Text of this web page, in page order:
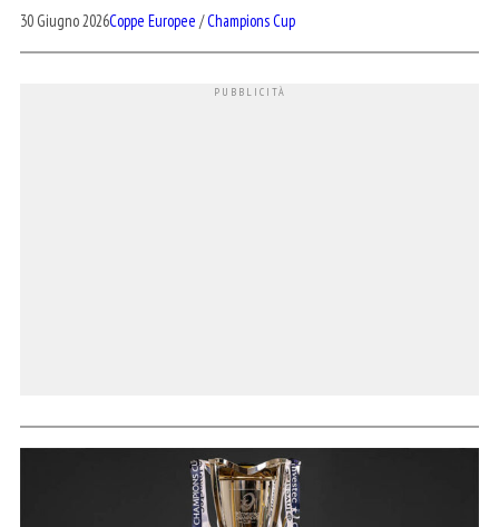
30 Giugno 2026Coppe Europee /Champions Cup